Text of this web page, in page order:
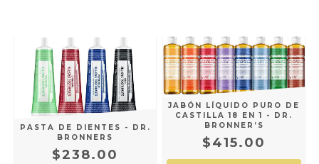
PASTA DE DIENTES - DR.
BRONNERS
$238.00
JABÓN LÍQUIDO PURO DE
CASTILLA 18 EN 1 - DR.
BRONNER’S
$415.00